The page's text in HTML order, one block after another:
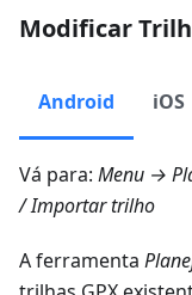
Modificar
Android iOS
Vá para: Menu →
/Importar trilho
A ferramenta